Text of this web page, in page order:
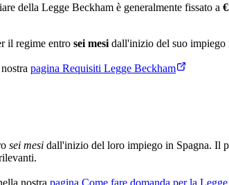
della Legge Beckham è generalmente fissato a
il regime entro sei mesi dall'inizio del suo impiego
pagina Requisiti Legge Beckham
sei mesi dall'inizio del loro impiego in Spagna. Il
nostra pagina Come fare domanda per la